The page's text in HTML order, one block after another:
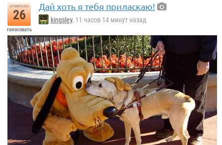
отметили
26
голосовать
Дай хоть я тебя приласкаю!
kingsley, 11 часов 14 минут назад